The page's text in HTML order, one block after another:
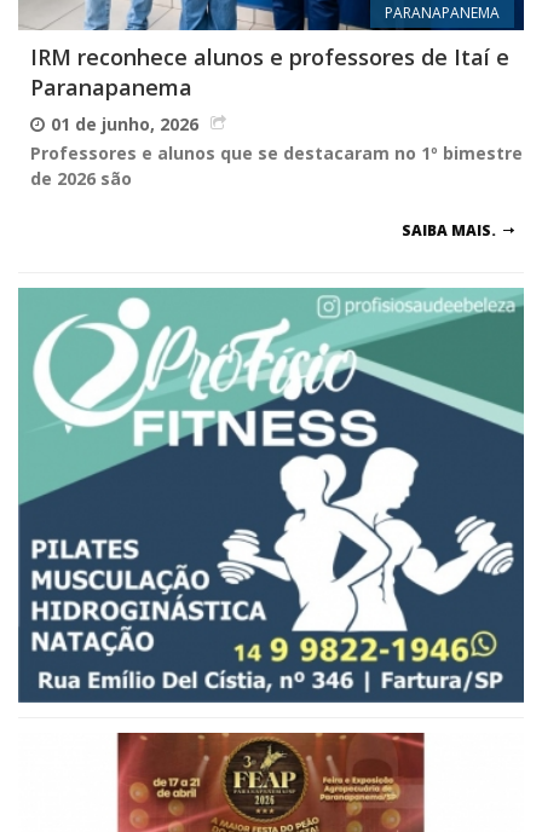
PARANAPANEMA
IRM reconhece alunos e professores de Itaí e
Paranapanema
01 de junho, 2026
Professores e alunos que se destacaram no 1º bimestre
de 2026 são
SAIBA MAIS.